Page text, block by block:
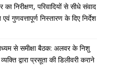
निरीक्षण, परिवादियों से सीधे संवाद
गुणवत्तापूर्ण निस्तारण के दिए निर्देश
से समीक्षा बैठक: अलवर के निशु
द्वारा प्रसूता की डिलीवरी कराने